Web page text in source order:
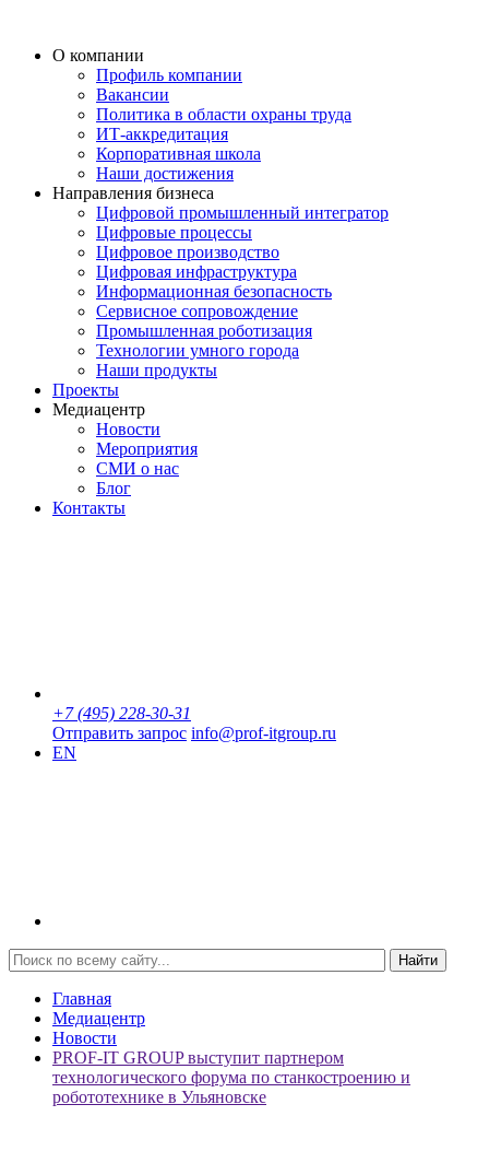
О компании
Профиль компании
Вакансии
Политика в области охраны труда
ИТ-аккредитация
Корпоративная школа
Наши достижения
Направления бизнеса
Цифровой промышленный интегратор
Цифровые процессы
Цифровое производство
Цифровая инфраструктура
Информационная безопасность
Сервисное сопровождение
Промышленная роботизация
Технологии умного города
Наши продукты
Проекты
Медиацентр
Новости
Мероприятия
СМИ о нас
Блог
Контакты
+7 (495) 228-30-31
Отправить запрос info@prof-itgroup.ru
EN
Найти
Главная
Медиацентр
Новости
PROF-IT GROUP выступит партнером
технологического форума по станкостроению и
робототехнике в Ульяновске